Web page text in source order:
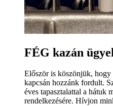
FÉG kazán
Először is köszönjük, hogy
kapcsán hozzánk fordult.
éves tapasztalattal a hátuk
rendelkezésére. Hívjon